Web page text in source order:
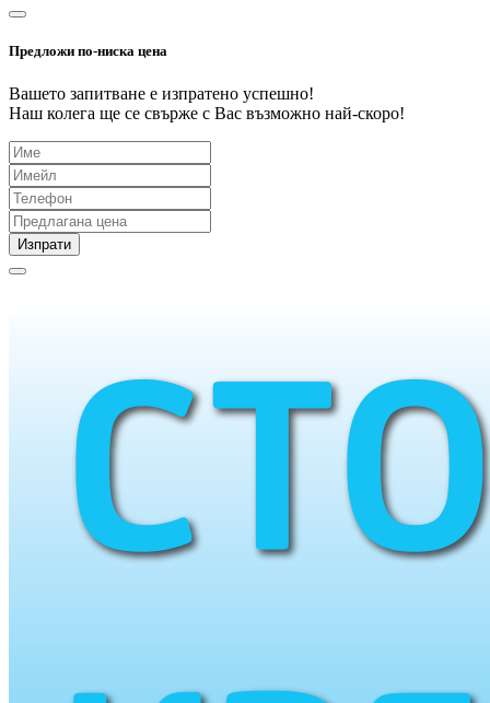
Предложи по-ниска цена
Вашето запитване е изпратено успешно!
Наш колега ще се свърже с Вас възможно най-скоро!
Изпрати